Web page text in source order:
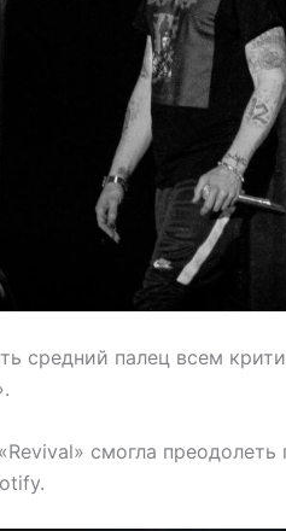
средний палец всем
смогла преодолеть